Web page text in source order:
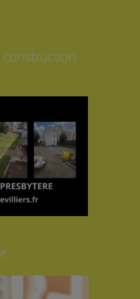
construction